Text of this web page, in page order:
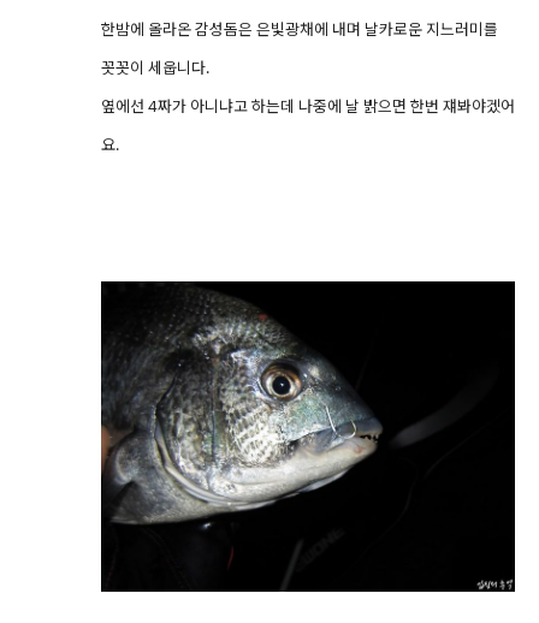
한밤에 올라온 감성돔은 은빛광채에 내며 날카로운 지느러미를
꼿꼿이 세웁니다.
옆에선 4짜가 아니냐고 하는데 나중에 날 밝으면 한번 쟤봐야겠어
요.